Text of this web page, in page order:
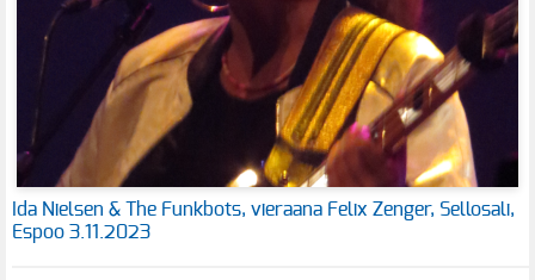
Ida Nielsen & The Funkbots, vieraana Felix Zenger, Sellosali,
Espoo 3.11.2023